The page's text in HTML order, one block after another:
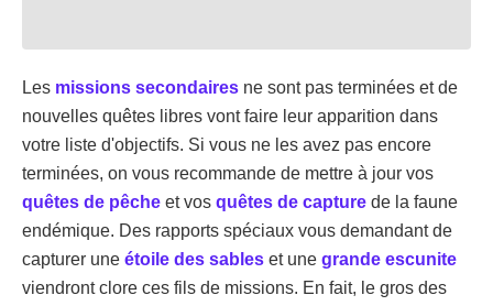
Les missions secondaires ne sont pas terminées et de
nouvelles quêtes libres vont faire leur apparition dans
votre liste d'objectifs. Si vous ne les avez pas encore
terminées, on vous recommande de mettre à jour vos
quêtes de pêche et vos quêtes de capture de la faune
endémique. Des rapports spéciaux vous demandant de
capturer une étoile des sables et une grande escunite
viendront clore ces fils de missions. En fait, le gros des